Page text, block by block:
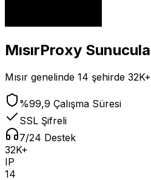
MısırProxy
Mısır genelinde 14 şehirde 32K+
%99,9 Çalışma Süresi
SSL Şifreli
7/24 Destek
32K+
IP
14